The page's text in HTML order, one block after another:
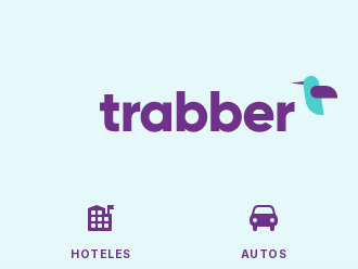
HOTELES AUTOS